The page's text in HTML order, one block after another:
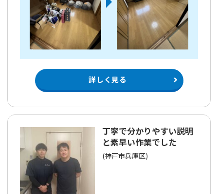
詳しく見る
丁寧で分かりやすい説明
と素早い作業でした
(神戸市兵庫区)